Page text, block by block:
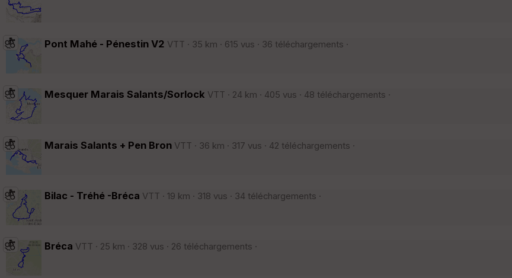
Pont Mahé - Pénestin V2 VTT · 35 km · 615 vus · 36 téléchargements ·
Mesquer Marais Salants/Sorlock VTT · 24 km · 405 vus · 48 téléchargements ·
Marais Salants + Pen Bron VTT · 36 km · 317 vus · 42 téléchargements ·
Bilac - Tréhé -Bréca VTT · 19 km · 318 vus · 34 téléchargements ·
Bréca VTT · 25 km · 328 vus · 26 téléchargements ·